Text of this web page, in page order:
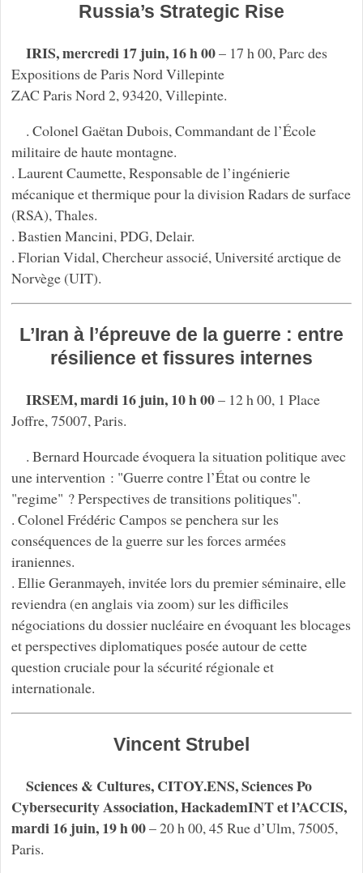
Russia’s Strategic Rise
IRIS, mercredi 17 juin, 16 h 00– 17 h 00, Parc des
Expositions de Paris Nord Villepinte
ZAC Paris Nord 2, 93420, Villepinte.
. Colonel Gaëtan Dubois, Commandant de l’École
militaire de haute montagne.
. Laurent Caumette, Responsable de l’ingénierie
mécanique et thermique pour la division Radars de surface
(RSA), Thales.
. Bastien Mancini, PDG, Delair.
. Florian Vidal, Chercheur associé, Université arctique de
Norvège (UIT).
L’Iran à l’épreuve de la guerre : entre
résilience et fissures internes
IRSEM, mardi 16 juin, 10 h 00– 12 h 00, 1 Place
Joffre, 75007, Paris.
. Bernard Hourcade évoquera la situation politique avec
une intervention : "Guerre contre l’État ou contre le
"regime" ? Perspectives de transitions politiques".
. Colonel Frédéric Campos se penchera sur les
conséquences de la guerre sur les forces armées
iraniennes.
. Ellie Geranmayeh, invitée lors du premier séminaire, elle
reviendra (en anglais via zoom) sur les difficiles
négociations du dossier nucléaire en évoquant les blocages
et perspectives diplomatiques posée autour de cette
question cruciale pour la sécurité régionale et
internationale.
Vincent Strubel
Sciences & Cultures, CITOY.ENS, Sciences Po
Cybersecurity Association, HackademINT et l’ACCIS,
mardi 16 juin, 19 h 00– 20 h 00, 45 Rue d’Ulm, 75005,
Paris.